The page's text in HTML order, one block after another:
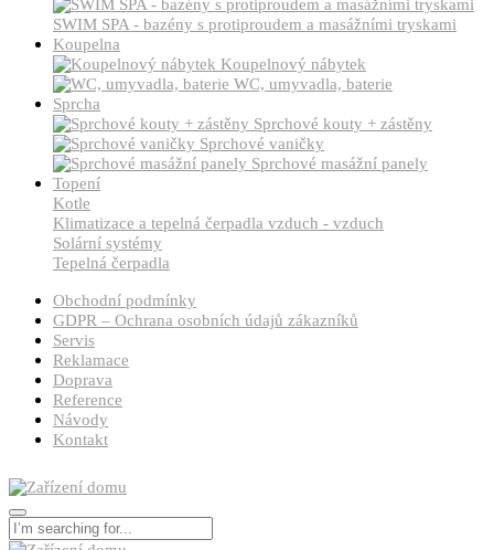
SWIM SPA - bazény s protiproudem a masážními tryskami
Koupelna
Koupelnový nábytek
WC, umyvadla, baterie
Sprcha
Sprchové kouty + zástěny
Sprchové vaničky
Sprchové masážní panely
Topení
Kotle
Klimatizace a tepelná čerpadla vzduch - vzduch
Solární systémy
Tepelná čerpadla
Obchodní podmínky
GDPR – Ochrana osobních údajů zákazníků
Servis
Reklamace
Doprava
Reference
Návody
Kontakt